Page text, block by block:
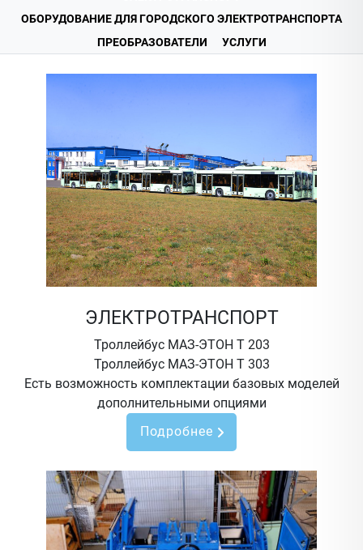
ОБОРУДОВАНИЕ ДЛЯ ГОРОДСКОГО ЭЛЕКТРОТРАНСПОРТА
ПРЕОБРАЗОВАТЕЛИ
УСЛУГИ
ЭЛЕКТРОТРАНСПОРТ
Троллейбус МАЗ-ЭТОН Т 203
Троллейбус МАЗ-ЭТОН Т 303
Есть возможность комплектации базовых моделей
дополнительными опциями
Подробнее